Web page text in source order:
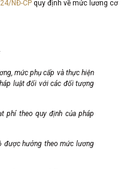
NĐ-CP quy định về mức lương cơ
mức phụ cấp và thực hiện
luật đối với các đối tượng
phí theo quy định của pháp
được hưởng theo mức lương